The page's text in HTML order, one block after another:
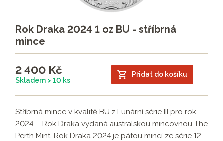
Rok Draka 2024 1 oz BU - stříbrná
mince
2 400 Kč
Skladem > 10 ks
Přidat do košíku
Stříbrná mince v kvalitě BU z Lunární série III pro rok
2024 – Rok Draka vydaná australskou mincovnou The
Perth Mint. Rok Draka 2024 je pátou mincí ze série 12